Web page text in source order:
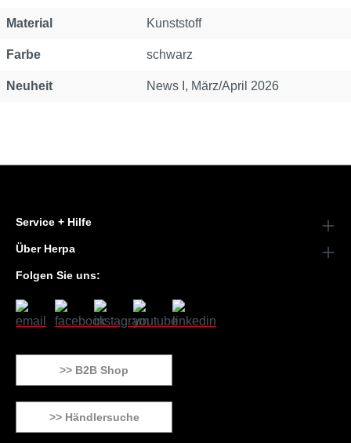
Material Kunststoff
Farbe schwarz
Neuheit News I, März/April 2026
Service + Hilfe
Über Herpa
Folgen Sie uns:
>> B2B Shop
>> Händlersuche